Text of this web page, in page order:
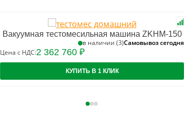
Вакуумная тестомесильная машина ZKHM-150
в наличии (3)Самовывоз сегодня
Цена с НДС:2 362 760 ₽
КУПИТЬ В 1 КЛИК